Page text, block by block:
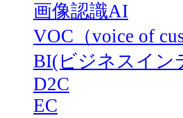
画像認識AI
VOC（voice of
BI(ビジネスイン
D2C
EC